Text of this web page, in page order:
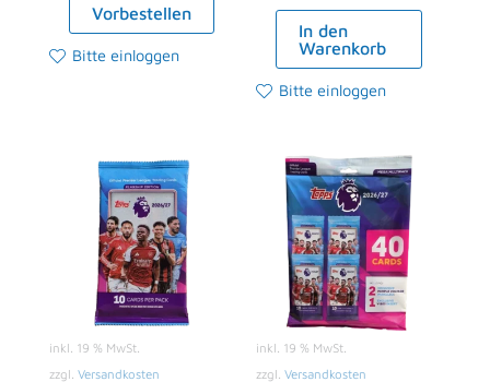
Vorbestellen
Bitte einloggen
In den
Warenkorb
Bitte einloggen
inkl. 19 % MwSt.
zzgl. Versandkosten
inkl. 19 % MwSt.
zzgl. Versandkosten